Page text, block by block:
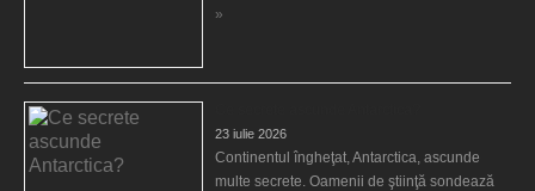
»
23 iulie 2026
Continentul îngheţat, Antarctica, ascunde
multe secrete. Oamenii de ştiinţă sondează